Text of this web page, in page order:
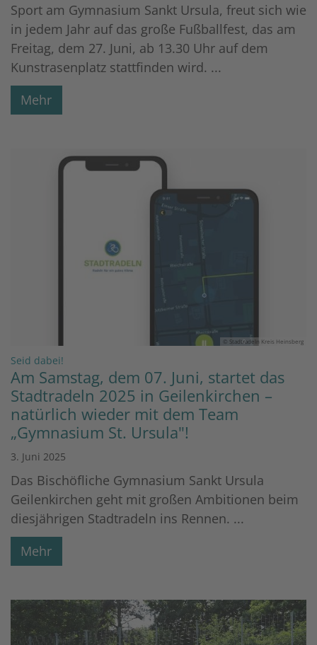
Sport am Gymnasium Sankt Ursula, freut sich wie
in jedem Jahr auf das große Fußballfest, das am
Freitag, dem 27. Juni, ab 13.30 Uhr auf dem
Kunstrasenplatz stattfinden wird. ...
Mehr
© Stadtradeln Kreis Heinsberg
Seid dabei!
Am Samstag, dem 07. Juni, startet das
Stadtradeln 2025 in Geilenkirchen –
natürlich wieder mit dem Team
„Gymnasium St. Ursula"!
3. Juni 2025
Das Bischöfliche Gymnasium Sankt Ursula
Geilenkirchen geht mit großen Ambitionen beim
diesjährigen Stadtradeln ins Rennen. ...
Mehr